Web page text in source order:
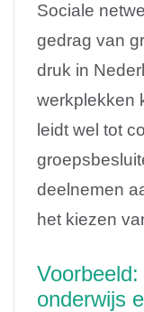
Sociale
gedrag van
druk in
werkplekken
leidt wel tot
deelnemen
het kiezen
onderwijs